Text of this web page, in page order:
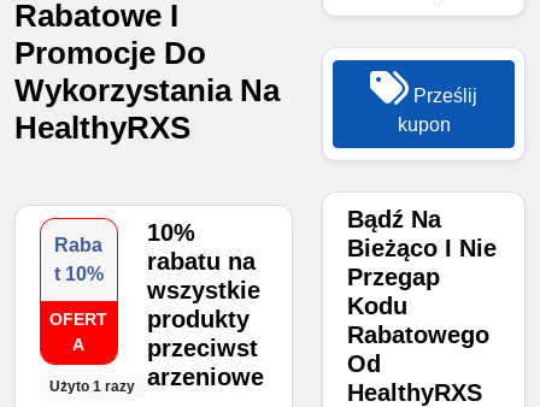
Rabatowe I
Promocje Do
Wykorzystania Na
HealthyRXS
Raba
t 10%
OFERT
A
Użyto 1 razy
10%
rabatu na
wszystkie
produkty
przeciwst
arzeniowe
Prześlij
kupon
Bądź Na
Bieżąco I Nie
Przegap
Kodu
Rabatowego
Od
HealthyRXS